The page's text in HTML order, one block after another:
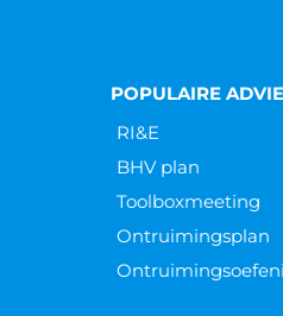
POPULAIRE
RI&E
BHV plan
Toolboxmeeting
Ontruimingsplan